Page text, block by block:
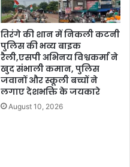
तिरंगे की शान में निकली कटनी
पुलिस की भव्य बाइक
रैली,एसपी अभिनय विश्वकर्मा ने
खुद संभाली कमान, पुलिस
जवानों और स्कूली बच्चों ने
लगाए देशभक्ति के जयकारे
August 10, 2026